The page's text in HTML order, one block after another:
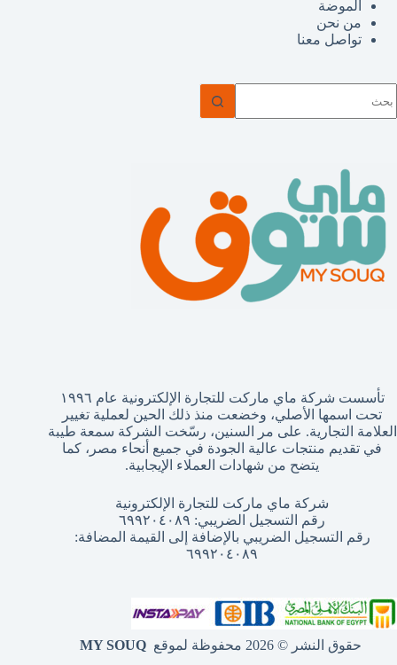
الموضة
من نحن
تواصل معنا
توجد
تأسست شركة ماي ماركت للتجارة الإلكترونية عام ١٩٩٦
تحت اسمها الأصلي، وخضعت منذ ذلك الحين لعملية تغيير
العلامة التجارية. على مر السنين، رسّخت الشركة سمعة طيبة
في تقديم منتجات عالية الجودة في جميع أنحاء مصر، كما
يتضح من شهادات العملاء الإيجابية.
شركة ماي ماركت للتجارة الإلكترونية
رقم التسجيل الضريبي: ٦٩٩٢٠٤٠٨٩
رقم التسجيل الضريبي بالإضافة إلى القيمة المضافة:
٦٩٩٢٠٤٠٨٩
حقوق النشر © 2026 محفوظة لموقع MY SOUQ